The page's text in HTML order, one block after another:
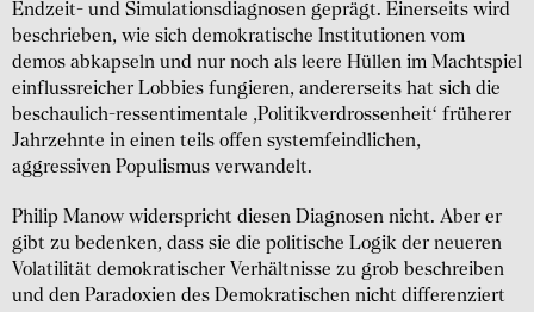
Endzeit- und Simulationsdiagnosen geprägt. Einerseits wird
beschrieben, wie sich demokratische Institutionen vom
demos abkapseln und nur noch als leere Hüllen im Machtspiel
einflussreicher Lobbies fungieren, andererseits hat sich die
beschaulich-ressentimentale ‚Politikverdrossenheit‘ früherer
Jahrzehnte in einen teils offen systemfeindlichen,
aggressiven Populismus verwandelt.
Philip Manow widerspricht diesen Diagnosen nicht. Aber er
gibt zu bedenken, dass sie die politische Logik der neueren
Volatilität demokratischer Verhältnisse zu grob beschreiben
und den Paradoxien des Demokratischen nicht differenziert